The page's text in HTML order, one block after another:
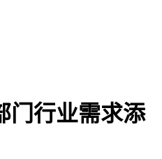
门行业需求添